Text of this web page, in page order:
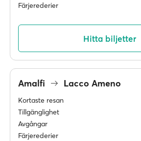
Färjerederier
Hitta biljetter
Amalfi Lacco Ameno
Kortaste resan
Tillgänglighet
Avgångar
Färjerederier